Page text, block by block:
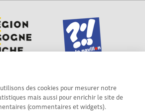
des cookies pour mesurer notre
mais aussi pour enrichir le site de
(commentaires et widgets).
Echosciences ? Écrivez vos
de la plateforme